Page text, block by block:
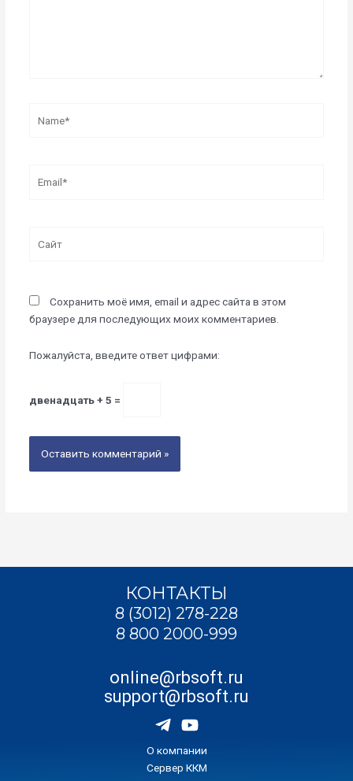
Сохранить моё имя, email и адрес сайта в этом
браузере для последующих моих комментариев.
Пожалуйста, введите ответ цифрами:
двенадцать + 5 =
КОНТАКТЫ
8 (3012) 278-228
8 800 2000-999
online@rbsoft.ru
support@rbsoft.ru
О компании
Сервер ККМ